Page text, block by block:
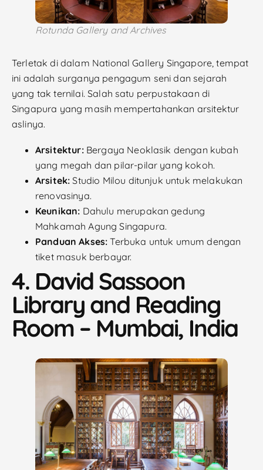
Rotunda Gallery and Archives
Terletak di dalam National Gallery Singapore, tempat
ini adalah surganya pengagum seni dan sejarah
yang tak ternilai. Salah satu perpustakaan di
Singapura yang masih mempertahankan arsitektur
aslinya.
Arsitektur:Bergaya Neoklasik dengan kubah
yang megah dan pilar-pilar yang kokoh.
Arsitek: Studio Milou ditunjuk untuk melakukan
renovasinya.
Keunikan: Dahulu merupakan gedung
Mahkamah Agung Singapura.
Panduan Akses: Terbuka untuk umum dengan
tiket masuk berbayar.
4. David Sassoon
Library and Reading
Room – Mumbai, India